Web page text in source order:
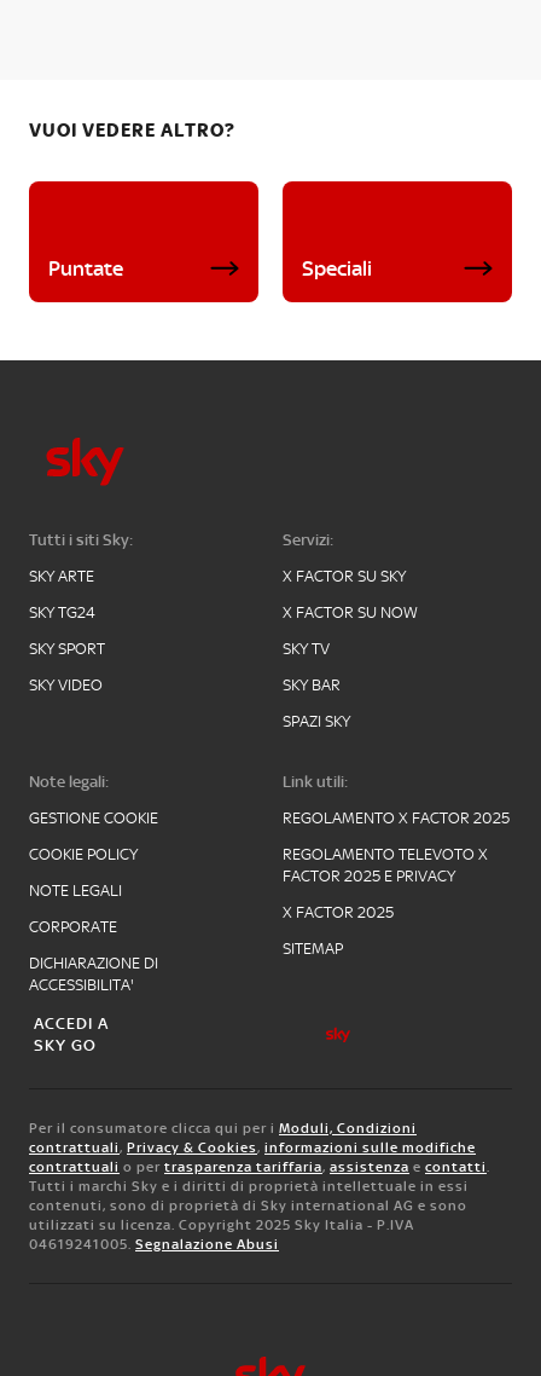
VUOI VEDERE ALTRO?
Puntate Speciali
Tutti i siti Sky:
SKY ARTE
SKY TG24
SKY SPORT
SKY VIDEO
Servizi:
X FACTOR SU SKY
X FACTOR SU NOW
SKY TV
SKY BAR
SPAZI SKY
Note legali:
GESTIONE COOKIE
COOKIE POLICY
NOTE LEGALI
CORPORATE
DICHIARAZIONE DI
ACCESSIBILITA'
Link utili:
REGOLAMENTO X FACTOR 2025
REGOLAMENTO TELEVOTO X
FACTOR 2025 E PRIVACY
X FACTOR 2025
SITEMAP
ACCEDI A
SKY GO
Per il consumatore clicca qui per i Moduli, Condizioni
contrattuali, Privacy & Cookies, informazioni sulle modifiche
contrattuali o per trasparenza tariffaria, assistenza e contatti.
Tutti i marchi Sky e i diritti di proprietà intellettuale in essi
contenuti, sono di proprietà di Sky international AG e sono
utilizzati su licenza. Copyright 2025 Sky Italia - P.IVA
04619241005. Segnalazione Abusi